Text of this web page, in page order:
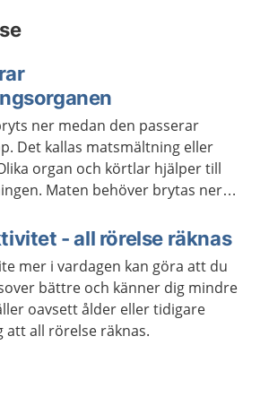
ner medan den passerar
Det kallas matsmältning eller
organ och körtlar hjälper till
Maten behöver brytas ner
- all rörelse räknas
mer i vardagen kan göra att du
bättre och känner dig mindre
oavsett ålder eller tidigare
att all rörelse räknas.